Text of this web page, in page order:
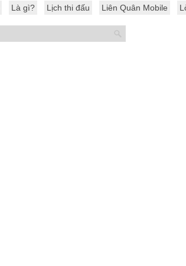
Là gì? Lịch thi đấu Liên Quân Mobile